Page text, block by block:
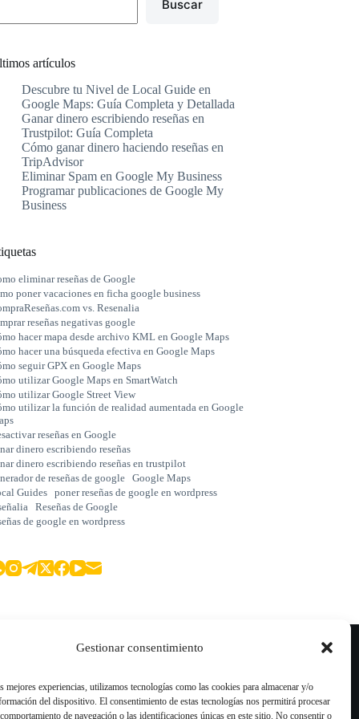
Gestionar consentimiento
mejores experiencias, utilizamos tecnologías como las cookies para almacenar y/o
del dispositivo. El consentimiento de estas tecnologías nos permitirá procesar
de navegación o las identificaciones únicas en este sitio. No consentir o
Buscar
artículos
Descubre tu Nivel de Local Guide en
Google Maps: Guía Completa y Detallada
Ganar dinero escribiendo reseñas en
Trustpilot: Guía Completa
Cómo ganar dinero haciendo reseñas en
TripAdvisor
Eliminar Spam en Google My Business
Programar publicaciones de Google My
Business
eliminar reseñas de Google
poner vacaciones en ficha google business
vs. Resenalia
reseñas negativas google
hacer mapa desde archivo KML en Google Maps
hacer una búsqueda efectiva en Google Maps
seguir GPX en Google Maps
utilizar Google Maps en SmartWatch
utilizar Google Street View
utilizar la función de realidad aumentada en Google
reseñas en Google
dinero escribiendo reseñas
dinero escribiendo reseñas en trustpilot
de reseñas de google
Google Maps
Guides
poner reseñas de google en wordpress
Reseñas de Google
de google en wordpress
Comprar Reseñas Google
Comprar Reseñas TripAdvisor
Comprar Reseñas Trustpilot